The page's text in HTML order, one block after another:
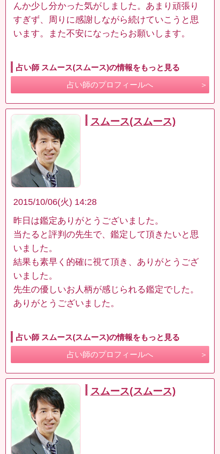
んか少し分かった気がしました。あまり頑張り
すぎず、周りに感謝しながら続けていこうと思
います。また不安になったらお願いします。
占い師 スムース(スムース)の情報をもっと見る
占い師のプロフィールへ
スムース(スムース)
2015/10/06(火) 14:28
昨日は鑑定ありがとうございました。
当たると評判の先生で、鑑定して頂きたいと思
いました。
結果も素早く的確に視て頂き、ありがとうござ
いました。
先生の優しいお人柄が感じられる鑑定でした。
ありがとうございました。
占い師 スムース(スムース)の情報をもっと見る
占い師のプロフィールへ
スムース(スムース)